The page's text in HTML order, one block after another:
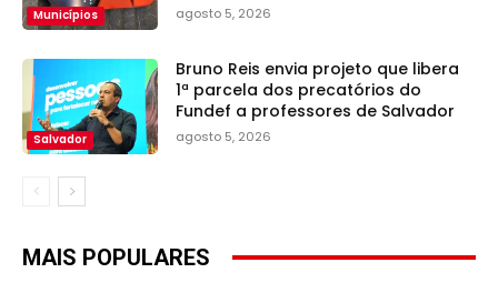
Municípios agosto 5, 2026
Salvador
Bruno Reis envia projeto que libera
1ª parcela dos precatórios do
Fundef a professores de Salvador
agosto 5, 2026
MAIS POPULARES